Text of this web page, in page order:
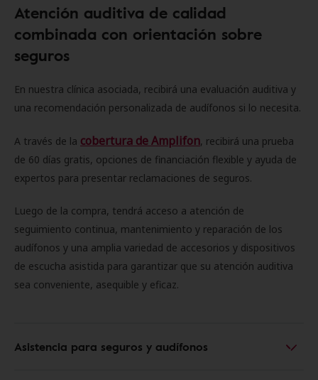
Atención auditiva de calidad
combinada con orientación sobre
seguros
En nuestra clínica asociada, recibirá una evaluación auditiva y
una recomendación personalizada de audífonos si lo necesita.
A través de la cobertura de Amplifon, recibirá una prueba
de 60 días gratis, opciones de financiación flexible y ayuda de
expertos para presentar reclamaciones de seguros.
Luego de la compra, tendrá acceso a atención de
seguimiento continua, mantenimiento y reparación de los
audífonos y una amplia variedad de accesorios y dispositivos
de escucha asistida para garantizar que su atención auditiva
sea conveniente, asequible y eficaz.
Asistencia para seguros y audífonos